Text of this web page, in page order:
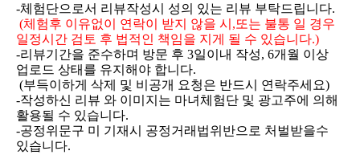
-체험단으로서 리뷰작성시 성의 있는 리뷰 부탁드립니다.
(체험후 이유없이 연락이 받지 않을 시,또는 불통 일 경우
일정시간 검토 후 법적인 책임을 지게 될 수 있습니다.)
-리뷰기간을 준수하며 방문 후 3일이내 작성, 6개월 이상
업로드 상태를 유지해야 합니다.
(부득이하게 삭제 및 비공개 요청은 반드시 연락주세요)
-작성하신 리뷰 와 이미지는 마녀체험단 및 광고주에 의해
활용될 수 있습니다.
-공정위문구 미 기재시 공정거래법위반으로 처벌받을수
있습니다.